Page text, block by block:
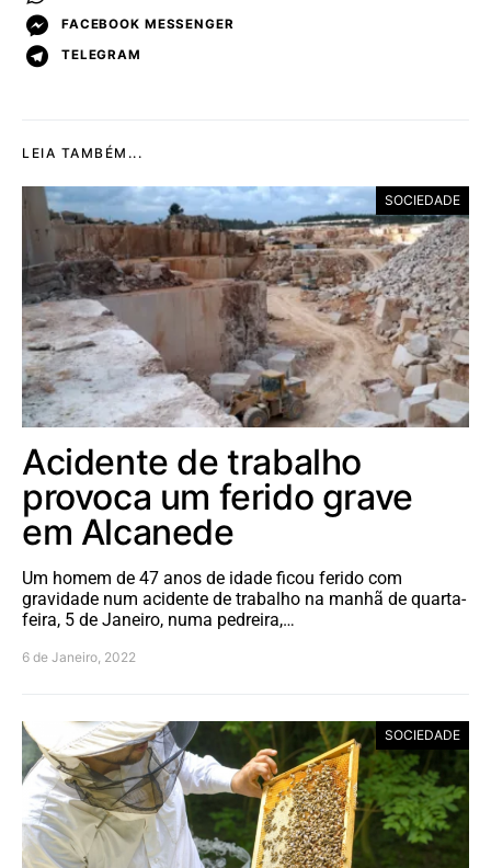
FACEBOOK MESSENGER
TELEGRAM
LEIA TAMBÉM...
SOCIEDADE
Acidente de trabalho
provoca um ferido grave
em Alcanede
Um homem de 47 anos de idade ficou ferido com
gravidade num acidente de trabalho na manhã de quarta-
feira, 5 de Janeiro, numa pedreira,…
6 de Janeiro, 2022
SOCIEDADE